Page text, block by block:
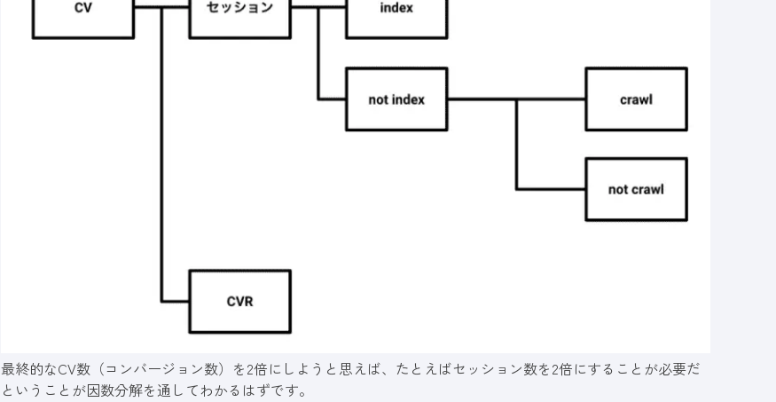
最終的なCV数（コンバージョン数）を2倍にしようと思えば、たとえばセッション数を2倍にすることが必要だ
ということが因数分解を通してわかるはずです。